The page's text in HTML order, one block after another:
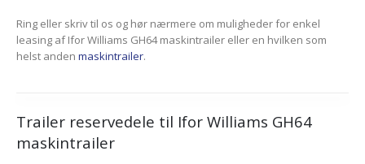
Ring eller skriv til os og hør nærmere om muligheder for enkel
leasing af Ifor Williams GH64 maskintrailer eller en hvilken som
helst anden maskintrailer.
Trailer reservedele til Ifor Williams GH64
maskintrailer